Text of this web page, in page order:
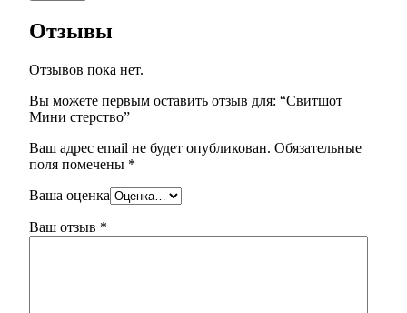
Отзывы
Отзывов пока нет.
Вы можете первым оставить отзыв для: “Свитшот
Мини стерство”
Ваш адрес email не будет опубликован. Обязательные
поля помечены *
Ваша оценка
Ваш отзыв *